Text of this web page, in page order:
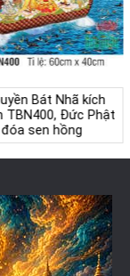
Bát Nhã kích
TBN400, Đức Phật
sen hồng